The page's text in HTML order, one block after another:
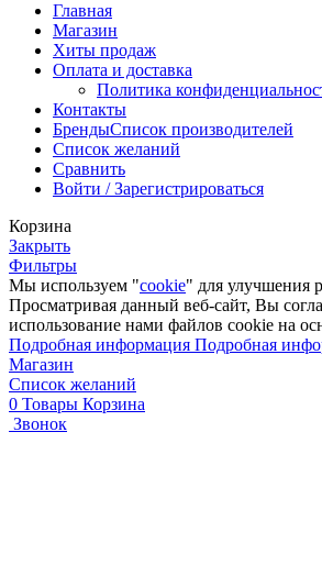
Главная
Магазин
Хиты продаж
Оплата и доставка
Политика
Контакты
БрендыСписок производителей
Список желаний
Сравнить
Войти / Зарегистрироваться
Корзина
Закрыть
Фильтры
Мы используем "cookie" для улучшения
Просматривая данный веб-сайт, Вы
использование нами файлов cookie на
Подробная информация Подробная
Магазин
Список желаний
0 Товары Корзина
Звонок